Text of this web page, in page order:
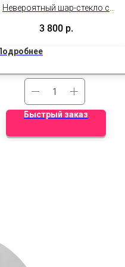
Невероятный шар-стекло с
вашей маленькой принцессы.
3 800 р.
Быстрый заказ